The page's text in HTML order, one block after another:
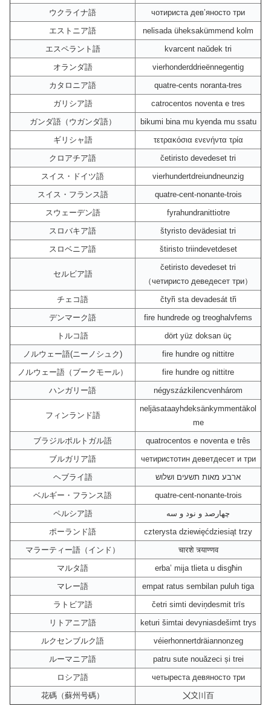
ウクライナ語
чотириста девʼяносто три
エストニア語
nelisada üheksakümmend kolm
エスペラント語
kvarcent naŭdek tri
オランダ語
vierhonderddrieënnegentig
カタロニア語
quatre-cents noranta-tres
ガリシア語
catrocentos noventa e tres
ガンダ語（ウガンダ語）
bikumi bina mu kyenda mu ssatu
ギリシャ語
τετρακόσια ενενήντα τρία
クロアチア語
četiristo devedeset tri
スイス・ドイツ語
vierhundertdreiundneunzig
スイス・フランス語
quatre-cent-nonante-trois
スウェーデン語
fyrahundranittiotre
スロバキア語
štyristo devädesiat tri
スロベニア語
štiristo triindevetdeset
セルビア語
četiristo devedeset tri
（четиристо деведесет три）
チェコ語
čtyři sta devadesát tři
デンマーク語
fire hundrede og treoghalvfems
トルコ語
dört yüz doksan üç
ノルウェー語(ニーノシュク)
fire hundre og nittitre
ノルウェー語（ブークモール）
fire hundre og nittitre
ハンガリー語
négyszázkilencvenhárom
フィンランド語
neljäsataayhdeksänkymmentäkol
me
ブラジルポルトガル語
quatrocentos e noventa e três
ブルガリア語
четиристотин деветдесет и три
ヘブライ語
ארבע מאות תשעים ושלוש
ベルギー・フランス語
quatre-cent-nonante-trois
ペルシア語
چهارصد و نود و سه
ポーランド語
czterysta dziewięćdziesiąt trzy
マラーティー語（インド）
चारशे त्र्याण्णव
マルタ語
erba’ mija tlieta u disgħin
マレー語
empat ratus sembilan puluh tiga
ラトビア語
četri simti deviņdesmit trīs
リトアニア語
keturi šimtai devyniasdešimt trys
ルクセンブルク語
véierhonnertdräiannonzeg
ルーマニア語
patru sute nouăzeci și trei
ロシア語
четыреста девяносто три
花碼（蘇州号碼）
〤〩〣百